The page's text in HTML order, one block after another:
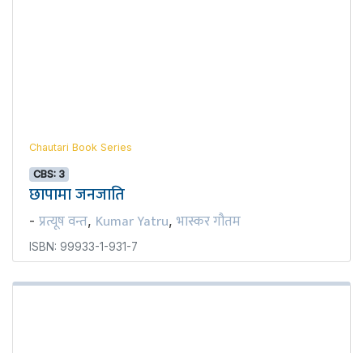
Chautari Book Series
CBS: 3
छापामा जनजाति
- प्रत्यूष वन्त, Kumar Yatru, भास्कर गौतम
ISBN: 99933-1-931-7